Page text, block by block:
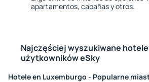
apartamentos, cabañas y otros.
Najczęściej wyszukiwane
użytkowników eSky
Hotele en Luxemburgo - Popularne